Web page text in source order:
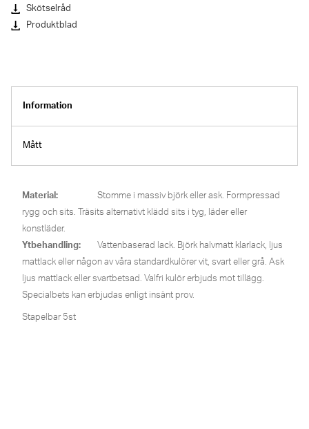
Skötselråd
Produktblad
Information
Mått
Material:
Stomme i massiv björk eller ask. Formpressad
rygg och sits. Träsits alternativt klädd sits i tyg, läder eller
konstläder.
Ytbehandling:
Vattenbaserad lack. Björk halvmatt klarlack, ljus
mattlack eller någon av våra standardkulörer vit, svart eller grå. Ask
ljus mattlack eller svartbetsad. Valfri kulör erbjuds mot tillägg.
Specialbets kan erbjudas enligt insänt prov.
Stapelbar 5st